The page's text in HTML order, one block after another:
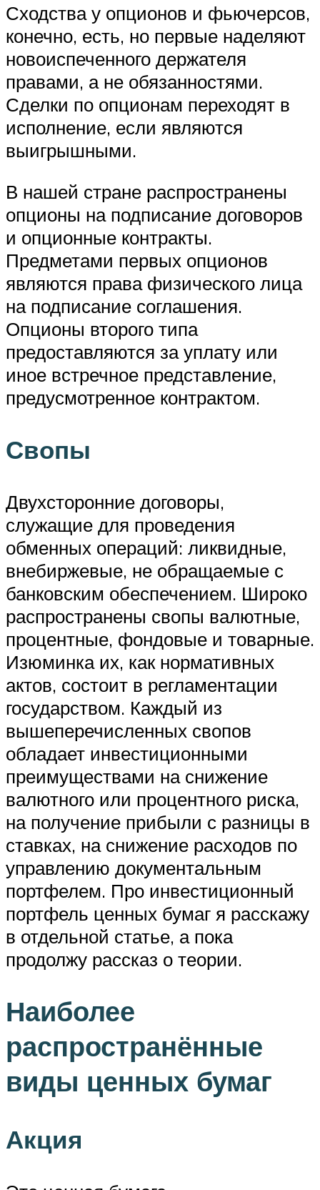
Сходства у опционов и фьючерсов,
конечно, есть, но первые наделяют
новоиспеченного держателя
правами, а не обязанностями.
Сделки по опционам переходят в
исполнение, если являются
выигрышными.
В нашей стране распространены
опционы на подписание договоров
и опционные контракты.
Предметами первых опционов
являются права физического лица
на подписание соглашения.
Опционы второго типа
предоставляются за уплату или
иное встречное представление,
предусмотренное контрактом.
Свопы
Двухсторонние договоры,
служащие для проведения
обменных операций: ликвидные,
внебиржевые, не обращаемые с
банковским обеспечением. Широко
распространены свопы валютные,
процентные, фондовые и товарные.
Изюминка их, как нормативных
актов, состоит в регламентации
государством. Каждый из
вышеперечисленных свопов
обладает инвестиционными
преимуществами на снижение
валютного или процентного риска,
на получение прибыли с разницы в
ставках, на снижение расходов по
управлению документальным
портфелем. Про инвестиционный
портфель ценных бумаг я расскажу
в отдельной статье, а пока
продолжу рассказ о теории.
Наиболее
распространённые
виды ценных бумаг
Акция